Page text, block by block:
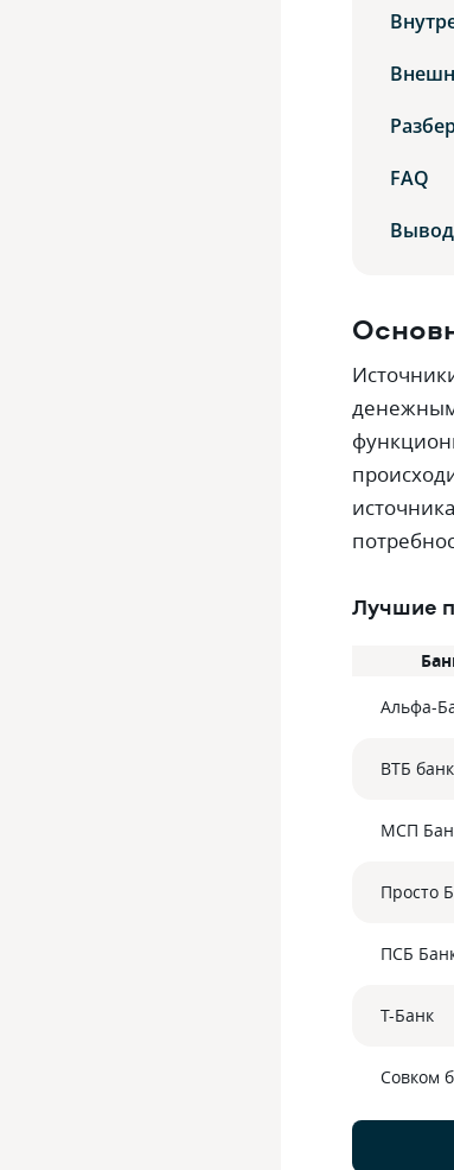
FAQ
Вывод
Лучшие
Альфа-
ВТБ банк
МСП
Просто
ПСБ
Т-Банк
Совком